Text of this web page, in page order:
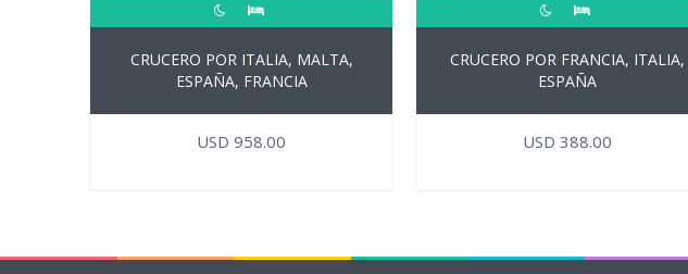
CRUCERO POR ITALIA, MALTA,
ESPAÑA, FRANCIA
USD 958.00
CRUCERO POR FRANCIA, ITALIA,
ESPAÑA
USD 388.00